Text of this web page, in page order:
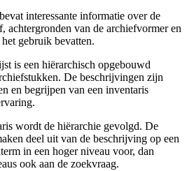
interessante informatie over de
achtergronden van de archiefvormer en
gebruik bevatten.
is een hiërarchisch opgebouwd
De beschrijvingen zijn
en begrijpen van een inventaris
wordt de hiërarchie gevolgd. De
deel uit van de beschrijving op een
in een hoger niveau voor, dan
ook aan de zoekvraag.